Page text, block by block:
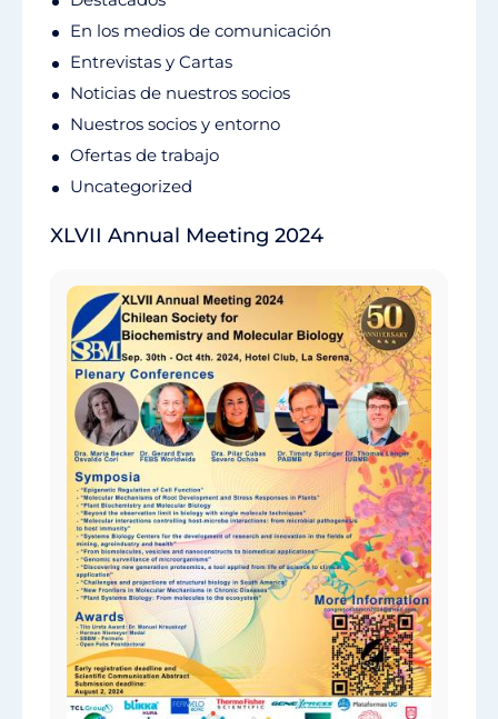
En los medios de comunicación
Entrevistas y Cartas
Noticias de nuestros socios
Nuestros socios y entorno
Ofertas de trabajo
Uncategorized
XLVII Annual Meeting 2024